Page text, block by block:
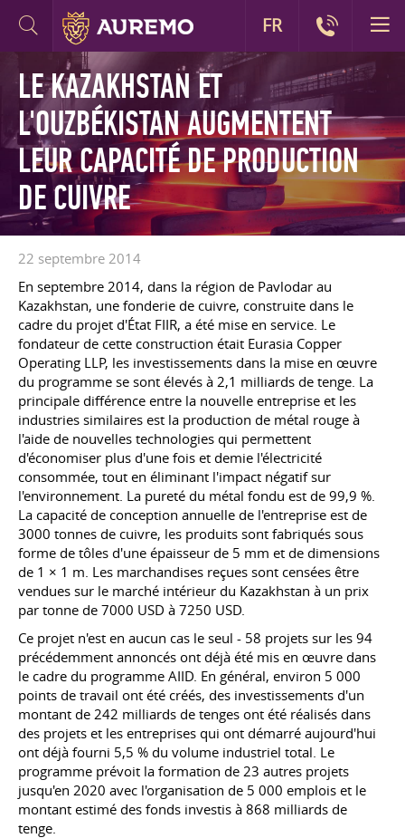
LE KAZAKHSTAN ET
L'OUZBÉKISTAN AUGMENTENT
LEUR CAPACITÉ DE PRODUCTION
DE CUIVRE
22 septembre 2014
En septembre 2014, dans la région de Pavlodar au
Kazakhstan, une fonderie de cuivre, construite dans le
cadre du projet d'État FIIR, a été mise en service. Le
fondateur de cette construction était Eurasia Copper
Operating LLP, les investissements dans la mise en œuvre
du programme se sont élevés à 2,1 milliards de tenge. La
principale différence entre la nouvelle entreprise et les
industries similaires est la production de métal rouge à
l'aide de nouvelles technologies qui permettent
d'économiser plus d'une fois et demie l'électricité
consommée, tout en éliminant l'impact négatif sur
l'environnement. La pureté du métal fondu est de 99,9 %.
La capacité de conception annuelle de l'entreprise est de
3000 tonnes de cuivre, les produits sont fabriqués sous
forme de tôles d'une épaisseur de 5 mm et de dimensions
de 1 × 1 m. Les marchandises reçues sont censées être
vendues sur le marché intérieur du Kazakhstan à un prix
par tonne de 7000 USD à 7250 USD.
Ce projet n'est en aucun cas le seul - 58 projets sur les 94
précédemment annoncés ont déjà été mis en œuvre dans
le cadre du programme AIID. En général, environ 5 000
points de travail ont été créés, des investissements d'un
montant de 242 milliards de tenges ont été réalisés dans
des projets et les entreprises qui ont démarré aujourd'hui
ont déjà fourni 5,5 % du volume industriel total. Le
programme prévoit la formation de 23 autres projets
jusqu'en 2020 avec l'organisation de 5 000 emplois et le
montant estimé des fonds investis à 868 milliards de
tenge.
FR